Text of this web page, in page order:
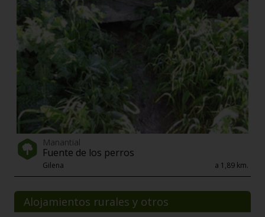
Manantial
Fuente de los perros
Gilena a 1,89 km.
Alojamientos rurales y otros